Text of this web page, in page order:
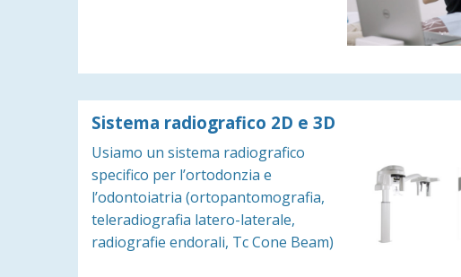
Sistema radiografico 2D e 3D
Usiamo un sistema radiografico
specifico per l’ortodonzia e
l’odontoiatria (ortopantomografia,
teleradiografia latero-laterale,
radiografie endorali, Tc Cone Beam)